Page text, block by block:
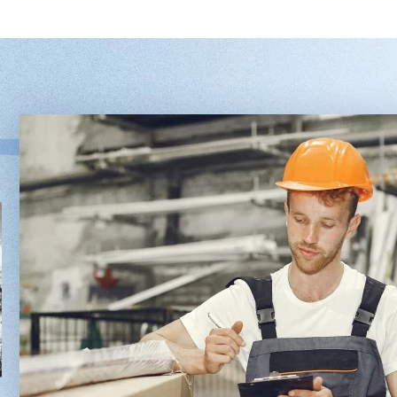
Двухсторонний шипорез
MX6015
2 832 000 ₽
3 176 000 ₽
Артикул: 2497
Длина заготовки: 400-1500 мм
Макс. ширина заготовки: 580 мм
Станок проходного типа
Узлы: 4 пилы, 2 фрезы
Вес: 3800 кг
5/1
2 432
2 680 000
Артикул:
Длина
Ширина
Толщина
Масса: